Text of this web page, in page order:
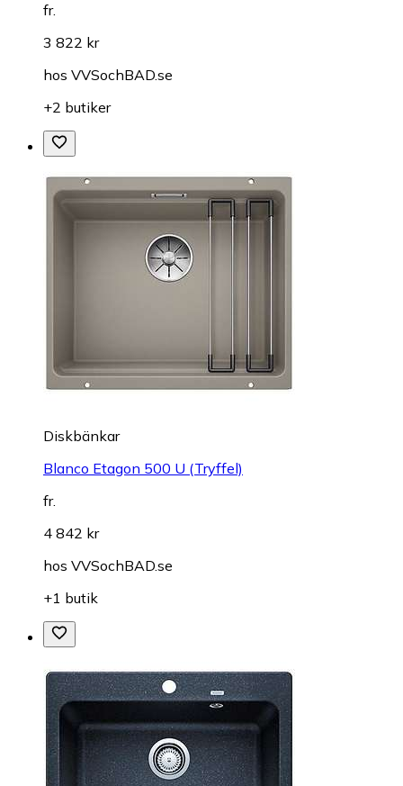
fr.
3 822 kr
hos VVSochBAD.se
+2 butiker
Diskbänkar
Blanco Etagon 500 U (Tryffel)
fr.
4 842 kr
hos VVSochBAD.se
+1 butik